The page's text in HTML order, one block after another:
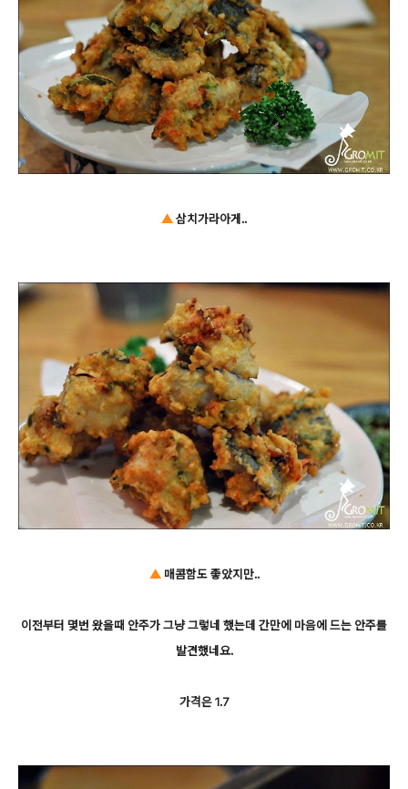
▲삼치가라아게..
▲ 매콤함도 좋았지만..
이전부터 몇번 왔을때 안주가 그냥 그렇네 했는데 간만에 마음에 드는 안주를
발견했네요.
가격은 1.7